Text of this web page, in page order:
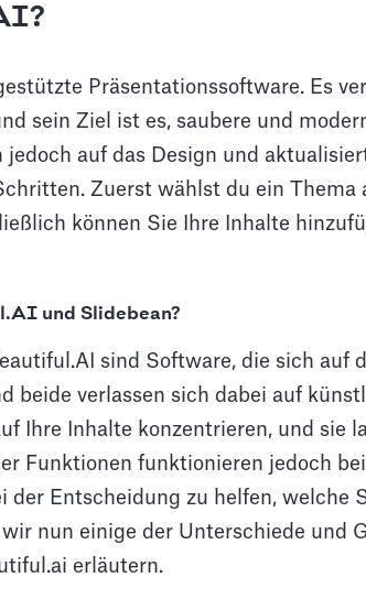
Präsentationssoftware. Es
sein Ziel ist es, saubere und
auf das Design und
Zuerst wählst du ein Thema
können Sie Ihre Inhalte
und Slidebean?
sind Software, die sich auf
beide verlassen sich dabei auf
Ihre Inhalte konzentrieren, und sie
Funktionen funktionieren jedoch
der Entscheidung zu helfen, welche
nun einige der Unterschiede und
erläutern.